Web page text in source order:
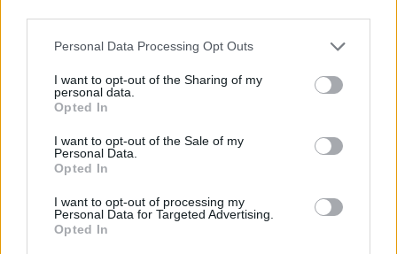
Please note that this website/app uses one or more Google
not limited to your visit or usage behaviour. You may click to
grant or deny consent to Google and its third-party tags to
use your data for below specified purposes in below Google
consent section.
Personal Data Processing Opt Outs
I want to opt-out of the Sharing of my
personal data.
Opted In
I want to opt-out of the Sale of my
Personal Data.
Opted In
I want to opt-out of processing my
Personal Data for Targeted Advertising.
Opted In